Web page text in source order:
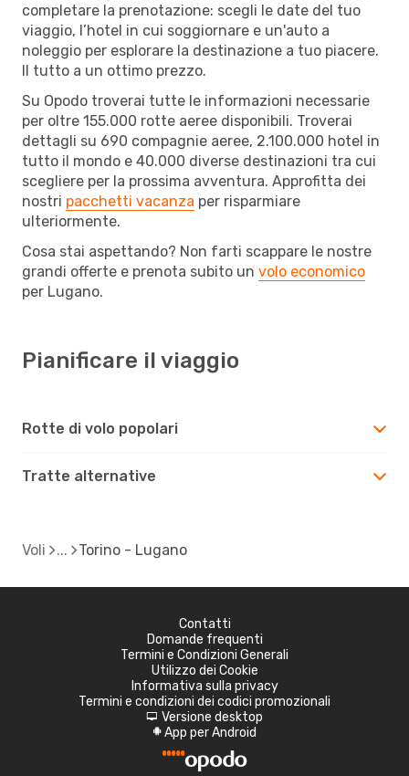
completare la prenotazione: scegli le date del tuo
viaggio, l’hotel in cui soggiornare e un'auto a
noleggio per esplorare la destinazione a tuo piacere.
Il tutto a un ottimo prezzo.
Su Opodo troverai tutte le informazioni necessarie
per oltre 155.000 rotte aeree disponibili. Troverai
dettagli su 690 compagnie aeree, 2.100.000 hotel in
tutto il mondo e 40.000 diverse destinazioni tra cui
scegliere per la prossima avventura. Approfitta dei
nostri pacchetti vacanza per risparmiare
ulteriormente.
Cosa stai aspettando? Non farti scappare le nostre
grandi offerte e prenota subito un volo economico
per Lugano.
Pianificare il viaggio
Rotte di volo popolari
Tratte alternative
Voli Torino - Lugano
Contatti
Domande frequenti
Termini e Condizioni Generali
Utilizzo dei Cookie
Informativa sulla privacy
Termini e condizioni dei codici promozionali
d Versione desktop
A App per Android